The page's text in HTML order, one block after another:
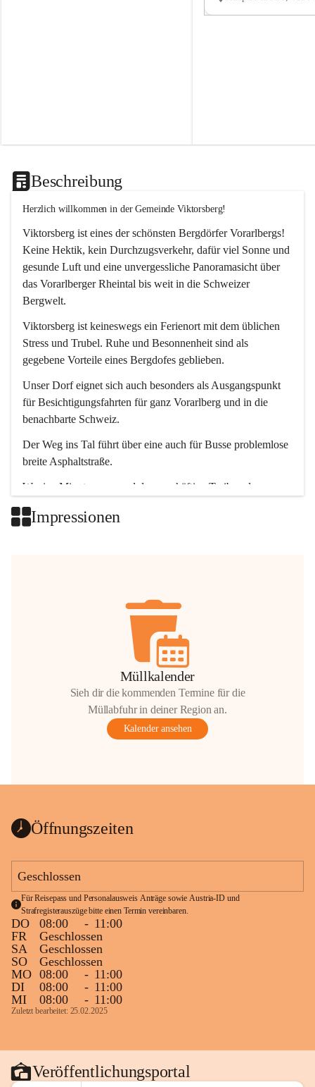
Beschreibung
Herzlich willkommen in der Gemeinde Viktorsberg!
Viktorsberg ist eines der schönsten Bergdörfer Vorarlbergs!
Keine Hektik, kein Durchzugsverkehr, dafür viel Sonne und
gesunde Luft und eine unvergessliche Panoramasicht über
das Vorarlberger Rheintal bis weit in die Schweizer
Bergwelt.
Viktorsberg ist keineswegs ein Ferienort mit dem üblichen
Stress und Trubel. Ruhe und Besonnenheit sind als
gegebene Vorteile eines Bergdofes geblieben.
Unser Dorf eignet sich auch besonders als Ausgangspunkt
für Besichtigungsfahrten für ganz Vorarlberg und in die
benachbarte Schweiz.
Der Weg ins Tal führt über eine auch für Busse problemlose
breite Asphaltstraße.
Wenige Minuten nur, und das geschäftige Treiben der
Impressionen
Müllkalender
Sieh dir die kommenden Termine für die
Müllabfuhr in deiner Region an.
Kalender ansehen
Öffnungszeiten
Geschlossen
Für Reisepass und Personalausweis Anträge sowie Austria-ID und
Strafregisterauszüge bitte einen Termin vereinbaren.
DO 08:00 - 11:00
FR
Geschlossen
SA
Geschlossen
SO
Geschlossen
MO 08:00 - 11:00
DI
08:00 - 11:00
MI
08:00 - 11:00
Zuletzt bearbeitet: 25.02.2025
Veröffentlichungsportal